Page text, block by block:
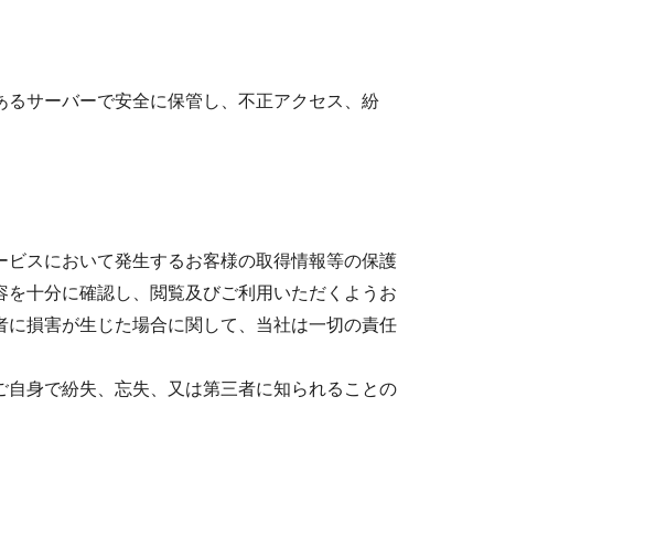
サーバーで安全に保管し、不正アクセス、紛
スにおいて発生するお客様の取得情報等の保護
十分に確認し、閲覧及びご利用いただくようお
損害が生じた場合に関して、当社は一切の責任
身で紛失、忘失、又は第三者に知られることの